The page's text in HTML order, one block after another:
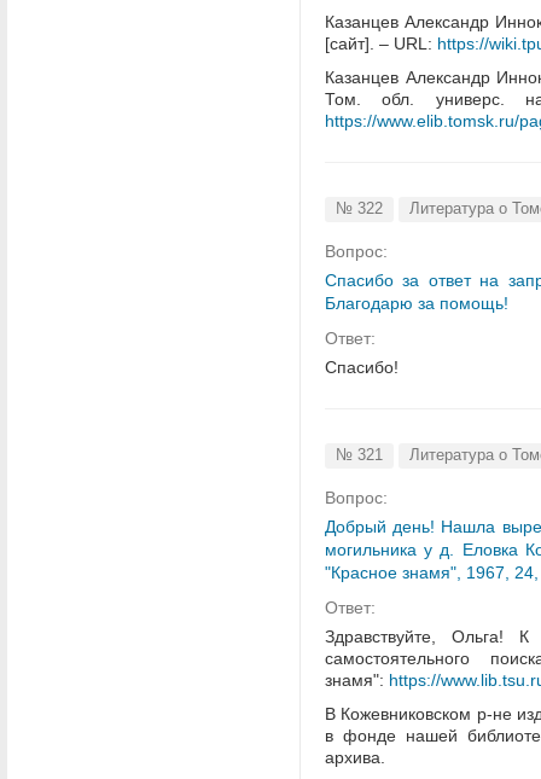
Казанцев Александр
[сайт]. – URL: https://
Казанцев Александр
Том. обл. универс.
https://www.elib.tomsk.ru/
№ 322 Литература о
Вопрос:
Спасибо за ответ на
Благодарю за помощь!
Ответ:
Спасибо!
№ 321 Литература о
Вопрос:
Добрый день! Нашла
могильника у д. Еловка
"Красное знамя", 1967,
Ответ:
Здравствуйте, Ольга!
самостоятельного
знамя": https://
В Кожевниковском р-не
в фонде нашей
архива.